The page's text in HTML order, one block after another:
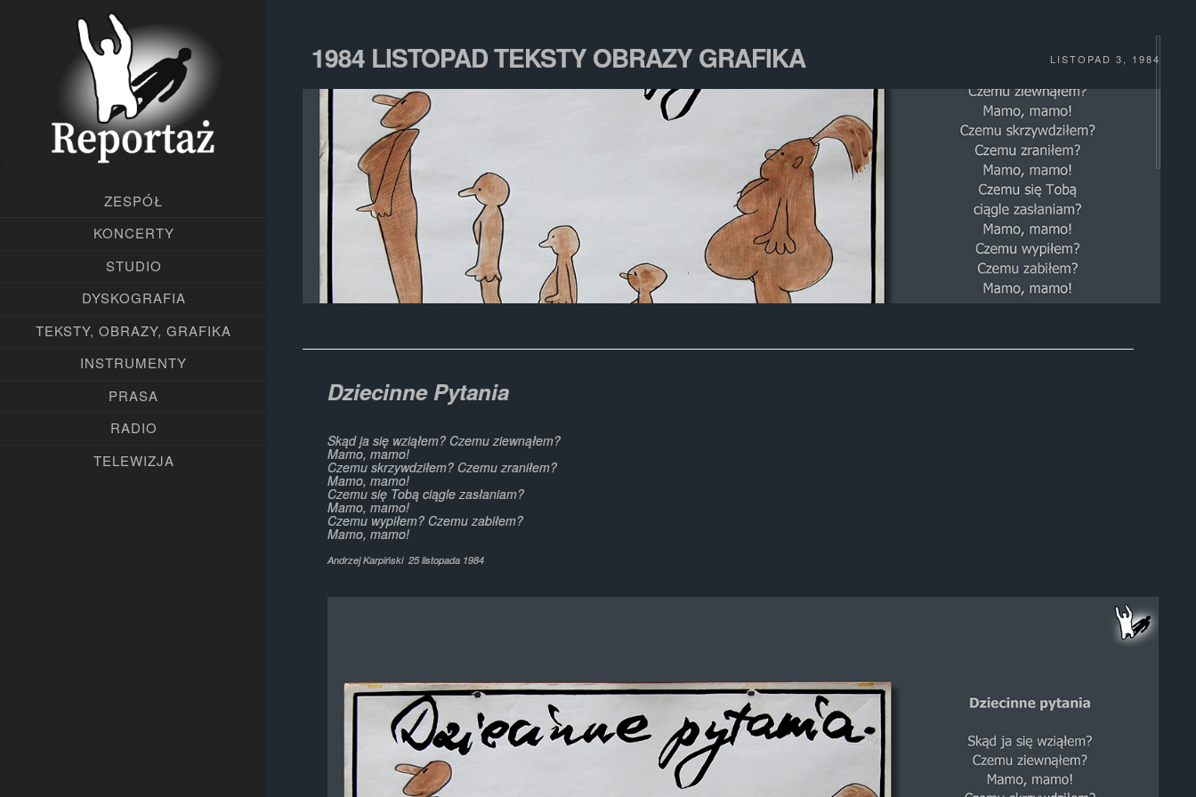
ZESPÓŁ
KONCERTY
STUDIO
DYSKOGRAFIA
TEKSTY, OBRAZY, GRAFIKA
INSTRUMENTY
PRASA
RADIO
TELEWIZJA
1984 LISTOPAD TEKSTY OBRAZY GRAFIKA LISTOPAD 3, 1984
Dziecinne Pytania
Skąd ja się wziąłem? Czemu ziewnąłem?
Mamo, mamo!
Czemu skrzywdziłem? Czemu zraniłem?
Mamo, mamo!
Czemu się Tobą ciągle zasłaniam?
Mamo, mamo!
Czemu wypiłem? Czemu zabiłem?
Mamo, mamo!
Andrzej Karpiński 25 listopada 1984